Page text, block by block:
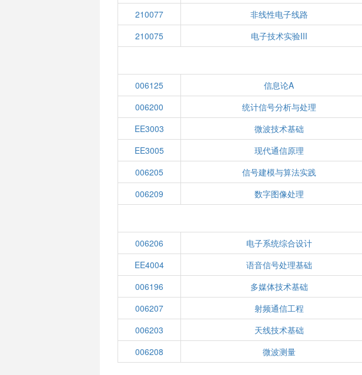
210077
非线性电子线路
210075
电子技术实验III
006125 信息论A
006200
统计信号分析与处理
EE3003
微波技术基础
EE3005
现代通信原理
006205
信号建模与算法实践
006209
数字图像处理
006206 电子系统综合设计
EE4004
语音信号处理基础
006196
多媒体技术基础
006207
射频通信工程
006203
天线技术基础
006208
微波测量